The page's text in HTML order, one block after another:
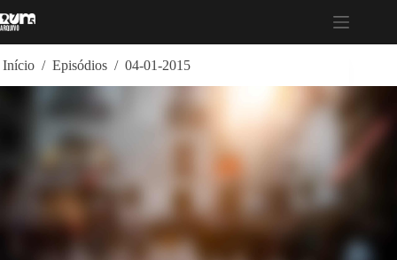
para
Início / Episódios / 04-01-2015